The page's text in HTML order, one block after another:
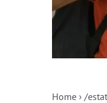
Home › /